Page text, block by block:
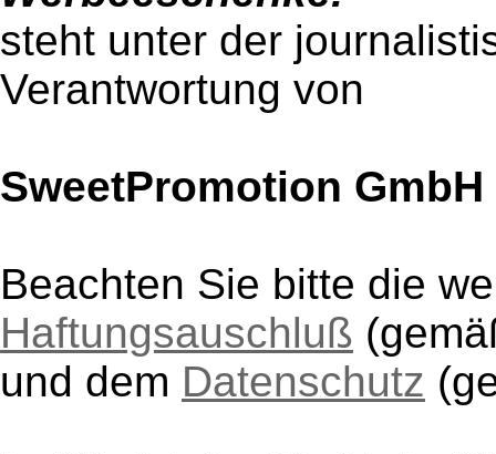
steht unter der
Verantwortung von
SweetPromotion GmbH
Beachten Sie bitte die
Haftungsauschluß
und dem Datenschutz